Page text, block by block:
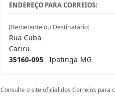
ENDEREÇO PARA CORREIOS:
[Remetente ou Destinatário]
Rua Cuba
Cariru
35160-095 Ipatinga-MG
Consulte osite oficial dos Correios para